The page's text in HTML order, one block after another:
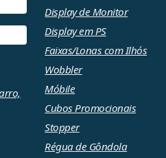
Display de Monitor
Display em PS
Faixas/Lonas com Ilhós
Wobbler
Móbile
Cubos Promocionais
Stopper
Régua de Gôndola